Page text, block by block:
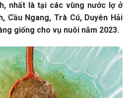
nhất là tại các vùng nước lợ ở
Cầu Ngang, Trà Cú, Duyên Hải
giống cho vụ nuôi năm 2023.